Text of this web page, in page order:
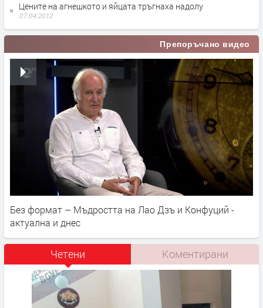
Цените на агнешкото и яйцата тръгнаха надолу
07.04.2012
Препоръчано видео
Без формат – Мъдростта на Лао Дзъ и Конфуций -
актуална и днес
Четени Коментирани